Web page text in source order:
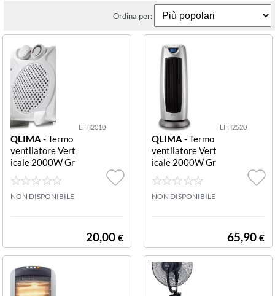
Ordina per:
EFH2010
QLIMA - Termo
ventilatore Vert
icale 2000W Gr
igio TERMOVE
NTILATORE EF
H2010 WATT 2
NON DISPONIBILE
20,00 €
EFH2520
QLIMA - Termo
ventilatore Vert
icale 2000W Gr
igio con Display
TERMOVENTIL
ATORE EFH252
NON DISPONIBILE
65,90 €